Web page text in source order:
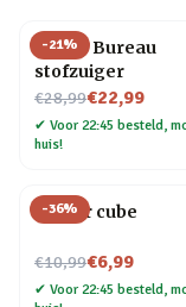
-21%
Henry Bureau
stofzuiger
€28,99
Nu voor€22,99
✔ Voor 22:45 besteld,
huis!
-36%
Finger cube
€10,99
Nu voor€6,99
✔ Voor 22:45 besteld,